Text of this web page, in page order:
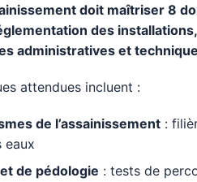
doit maîtriser 8
des
administratives et
attendues incluent :
de l’assainissement :
eaux
de pédologie : tests de